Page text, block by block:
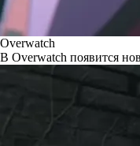
Overwatch
В Overwatch появится